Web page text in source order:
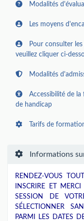
Modalités
Les moyens
Pour consulter
veuillez cliquer ci-
Modalités
Accessibilité de
de handicap
Tarifs de
Informations
RENDEZ-VOUS
INSCRIRE ET
SESSION DE
SÉLECTIONNER
PARMI LES DATES